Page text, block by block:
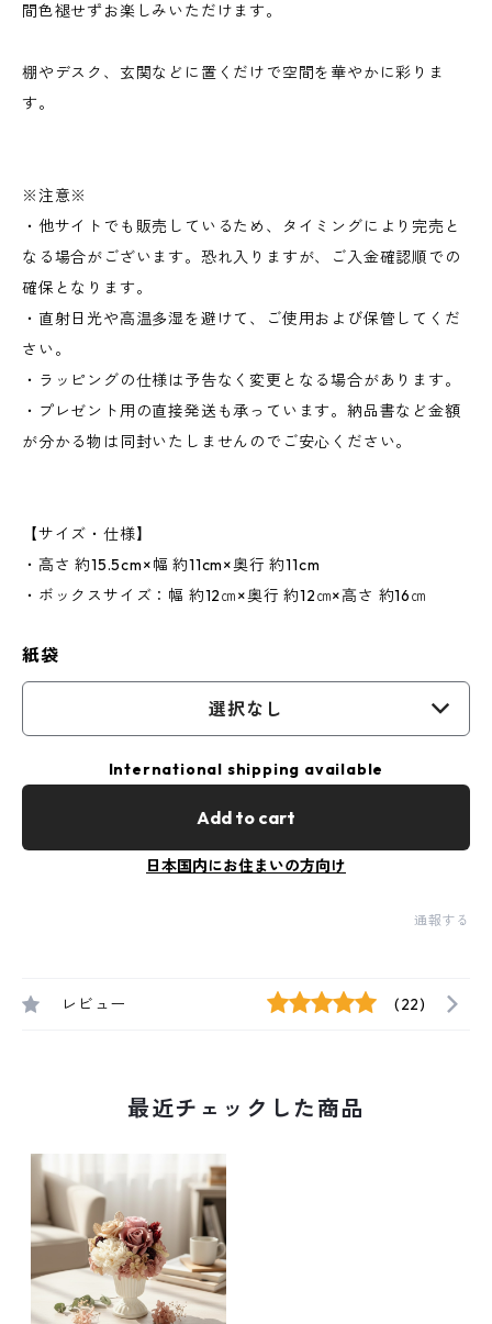
間色褪せずお楽しみいただけます。
棚やデスク、玄関などに置くだけで空間を華やかに彩りま
す。
※注意※
・他サイトでも販売しているため、タイミングにより完売と
なる場合がございます。恐れ入りますが、ご入金確認順での
確保となります。
・直射日光や高温多湿を避けて、ご使用および保管してくだ
さい。
・ラッピングの仕様は予告なく変更となる場合があります。
・プレゼント用の直接発送も承っています。納品書など金額
が分かる物は同封いたしませんのでご安心ください。
【サイズ・仕様】
・高さ 約15.5cm×幅 約11cm×奥行 約11cm
・ボックスサイズ：幅 約12㎝×奥行 約12㎝×高さ 約16㎝
紙袋
選択なし
International shipping available
Add to cart
日本国内にお住まいの方向け
通報する
レビュー (22)
最近チェックした商品